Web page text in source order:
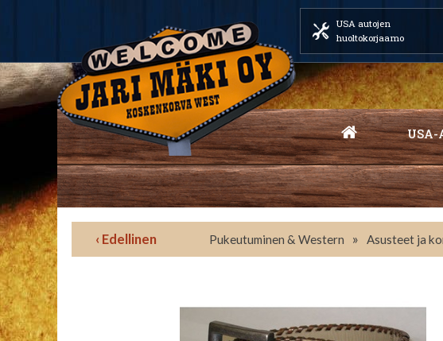
USA autojen
huoltokorjaamo
USA-
‹ Edellinen Pukeutuminen & Western » Asusteet ja